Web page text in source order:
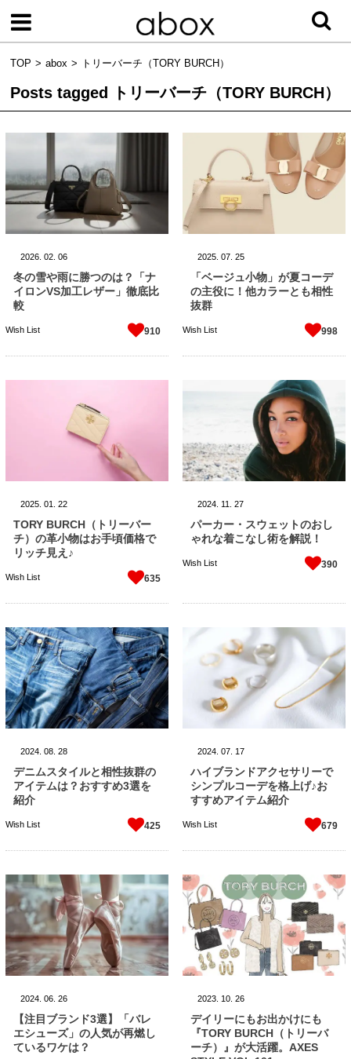
TOP abox トリーバーチ（TORY BURCH）
Posts tagged トリーバーチ（TORY BURCH）
2026. 02. 06
冬の雪や雨に勝つのは？「ナ
イロンVS加工レザー」徹底比
較
910
Wish List
2025. 07. 25
「ベージュ小物」が夏コーデ
の主役に！他カラーとも相性
抜群
998
Wish List
2025. 01. 22
TORY BURCH（トリーバー
チ）の革小物はお手頃価格で
リッチ見え♪
635
Wish List
2024. 11. 27
パーカー・スウェットのおし
ゃれな着こなし術を解説！
390
Wish List
2024. 08. 28
デニムスタイルと相性抜群の
アイテムは？おすすめ3選を
紹介
425
Wish List
2024. 07. 17
ハイブランドアクセサリーで
シンプルコーデを格上げ♪お
すすめアイテム紹介
679
Wish List
2024. 06. 26
【注目ブランド3選】「バレ
エシューズ」の人気が再燃し
ているワケは？
2023. 10. 26
デイリーにもお出かけにも
『TORY BURCH（トリーバ
ーチ）』が大活躍。AXES